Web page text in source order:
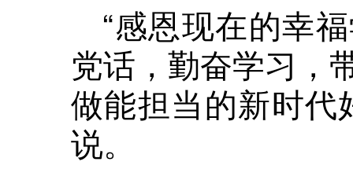
“感恩现在的幸
党话，勤奋学习，
做能担当的新时代
说。